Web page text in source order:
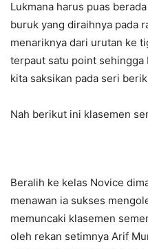
Lukmana harus puas
buruk yang diraihnya pada
menariknya dari urutan ke
terpaut satu point sehingga
kita saksikan pada seri
Nah berikut ini klasemen
Beralih ke kelas Novice
menawan ia sukses
memuncaki klasemen
oleh rekan setimnya Arif